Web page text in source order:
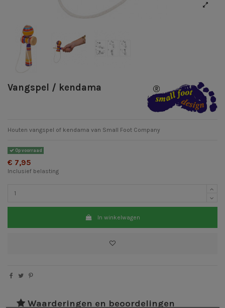
Vangspel / kendama
Houten vangspel of kendama van Small Foot Company
Op voorraad
€ 7,95
Inclusief belasting
In winkelwagen
Waarderingen en beoordelingen